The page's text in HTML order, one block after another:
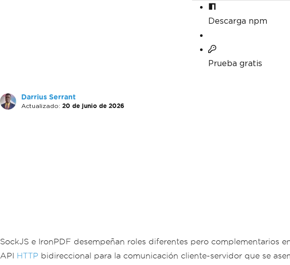
Darrius Serrant
Actualizado: 20 de junio de 2026
Descarga npm
Prueba gratis
SockJS e IronPDF desempeñan roles diferentes pero complementarios
API HTTP bidireccional para la comunicación cliente-servidor que se